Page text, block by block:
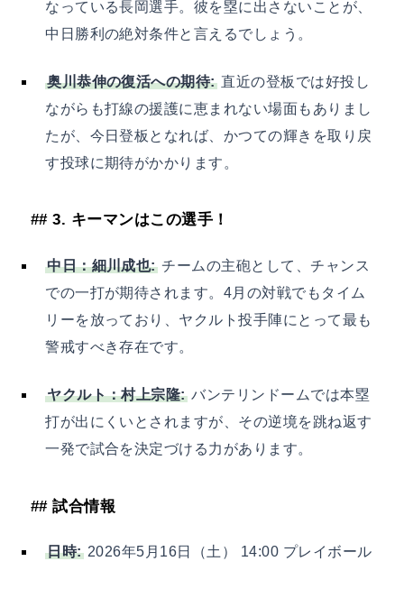
なっている長岡選手。彼を塁に出さないことが、
中日勝利の絶対条件と言えるでしょう。
奥川恭伸の復活への期待:直近の登板では好投し
ながらも打線の援護に恵まれない場面もありまし
たが、今日登板となれば、かつての輝きを取り戻
す投球に期待がかかります。
## 3. キーマンはこの選手！
中日：細川成也:チームの主砲として、チャンス
での一打が期待されます。4月の対戦でもタイム
リーを放っており、ヤクルト投手陣にとって最も
警戒すべき存在です。
ヤクルト：村上宗隆:バンテリンドームでは本塁
打が出にくいとされますが、その逆境を跳ね返す
一発で試合を決定づける力があります。
## 試合情報
日時:2026年5月16日（土） 14:00 プレイボール